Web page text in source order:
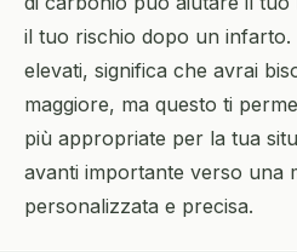
il tuo rischio dopo un infarto.
elevati, significa che avrai
maggiore, ma questo ti
più appropriate per la tua
avanti importante verso una
personalizzata e precisa.